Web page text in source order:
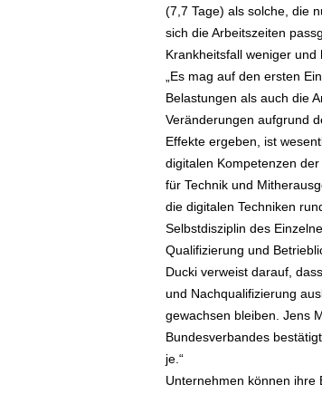
(7,7 Tage) als solche, die
sich die Arbeitszeiten
Krankheitsfall weniger und
„Es mag auf den ersten
Belastungen als auch die
Veränderungen aufgrund
Effekte ergeben, ist
digitalen Kompetenzen
für Technik und
die digitalen Techniken
Selbstdisziplin des
Qualifizierung und
Ducki verweist darauf,
und Nachqualifizierung
gewachsen bleiben. Jens
Bundesverbandes
je.“
Unternehmen können ihre